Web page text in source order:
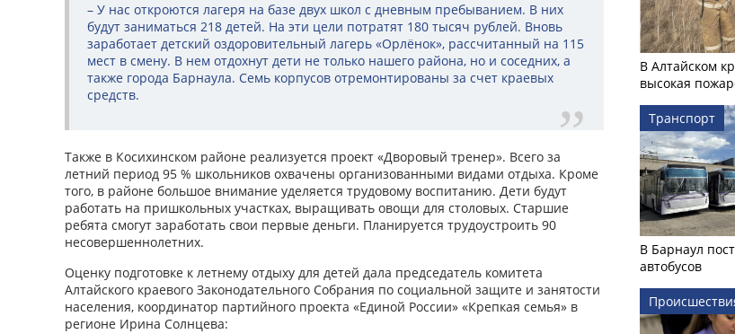
– У нас откроются лагеря на базе двух школ с дневным пребыванием. В них
будут заниматься 218 детей. На эти цели потратят 180 тысяч рублей. Вновь
заработает детский оздоровительный лагерь «Орлёнок», рассчитанный на 115
мест в смену. В нем отдохнут дети не только нашего района, но и соседних, а
также города Барнаула. Семь корпусов отремонтированы за счет краевых
средств.
Также в Косихинском районе реализуется проект «Дворовый тренер». Всего за
летний период 95 % школьников охвачены организованными видами отдыха. Кроме
того, в районе большое внимание уделяется трудовому воспитанию. Дети будут
работать на пришкольных участках, выращивать овощи для столовых. Старшие
ребята смогут заработать свои первые деньги. Планируется трудоустроить 90
несовершеннолетних.
Оценку подготовке к летнему отдыху для детей дала председатель комитета
Алтайского краевого Законодательного Собрания по социальной защите и занятости
населения, координатор партийного проекта «Единой России» «Крепкая семья» в
регионе Ирина Солнцева:
В Алтайском
высокая
Транспорт
В Барнаул
автобусов